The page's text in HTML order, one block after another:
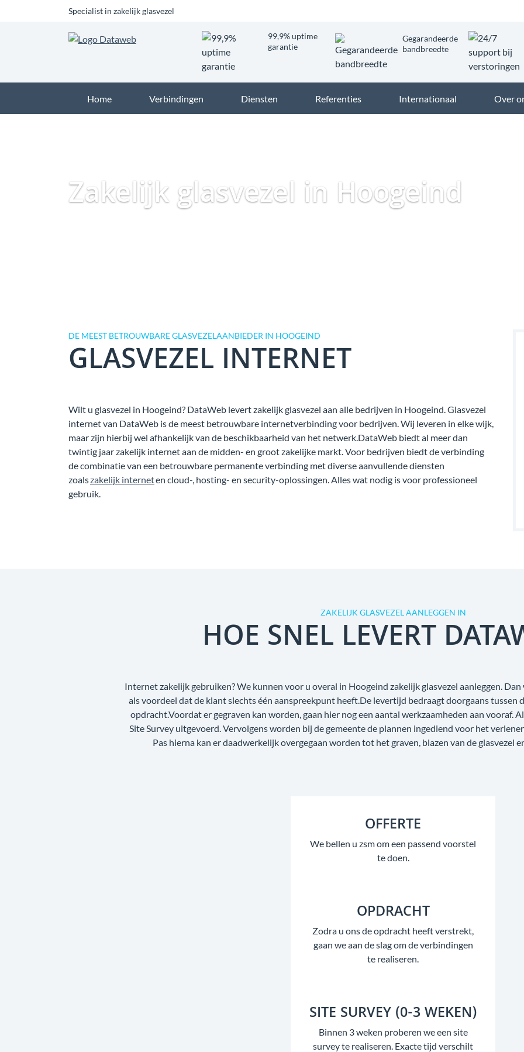
Specialist in zakelijk glasvezel
99,9% uptime
garantie
Gegarandeerde
bandbreedte
Home Verbindingen Diensten Referenties Internationaal Over
Zakelijk glasvezel in Hoogeind
DE MEEST BETROUWBARE GLASVEZELAANBIEDER IN HOOGEIND
GLASVEZEL INTERNET
Wilt u glasvezel in Hoogeind? DataWeb levert zakelijk glasvezel aan alle bedrijven in Hoogeind. Glasvezel
internet van DataWeb is de meest betrouwbare internetverbinding voor bedrijven. Wij leveren in elke wijk,
maar zijn hierbij wel afhankelijk van de beschikbaarheid van het netwerk.DataWeb biedt al meer dan
twintig jaar zakelijk internet aan de midden- en groot zakelijke markt. Voor bedrijven biedt de verbinding
de combinatie van een betrouwbare permanente verbinding met diverse aanvullende diensten
zoalszakelijk interneten cloud-, hosting- en security-oplossingen. Alles wat nodig is voor professioneel
gebruik.
ZAKELIJK GLASVEZEL AANLEGGEN IN
HOE SNEL LEVERT
Internet zakelijk gebruiken? We kunnen voor u overal in Hoogeind zakelijk glasvezel aanleggen.
als voordeel dat de klant slechts één aanspreekpunt heeft.De levertijd bedraagt doorgaans tussen
opdracht.Voordat er gegraven kan worden, gaan hier nog een aantal werkzaamheden aan vooraf.
Site Survey uitgevoerd. Vervolgens worden bij de gemeente de plannen ingediend voor het
Pas hierna kan er daadwerkelijk overgegaan worden tot het graven, blazen van de glasvezel
OFFERTE
We bellen u zsm om een passend voorstel
te doen.
OPDRACHT
Zodra u ons de opdracht heeft verstrekt,
gaan we aan de slag om de verbindingen
te realiseren.
SITE SURVEY (0-3 WEKEN)
Binnen 3 weken proberen we een site
survey te realiseren. Exacte tijd verschilt